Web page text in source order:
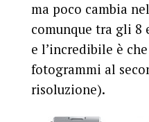
ma poco cambia
comunque tra gli
e l’incredibile è
fotogrammi al
risoluzione).